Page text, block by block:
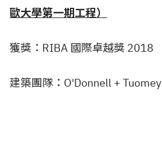
歐大學第一期工程）
獲獎：RIBA 國際卓越獎 2018
建築團隊：O'Donnell + Tuomey